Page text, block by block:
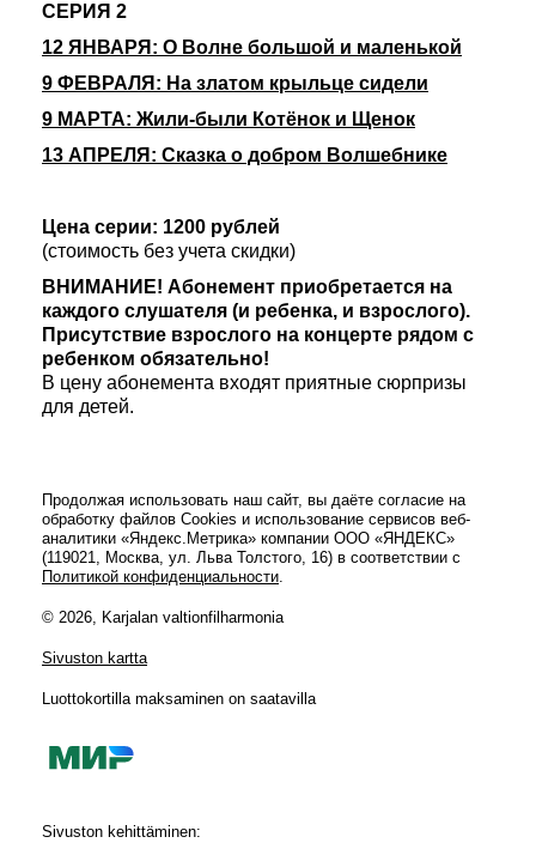
СЕРИЯ 2
12 ЯНВАРЯ: О Волне большой и маленькой
9 ФЕВРАЛЯ: На златом крыльце сидели
9 МАРТА: Жили-были Котёнок и Щенок
13 АПРЕЛЯ: Сказка о добром Волшебнике
Цена серии: 1200 рублей
(стоимость без учета скидки)
ВНИМАНИЕ! Абонемент приобретается на
каждого слушателя (и ребенка, и взрослого).
Присутствие взрослого на концерте рядом с
ребенком обязательно!
В цену абонемента входят приятные сюрпризы
для детей.
Продолжая использовать наш сайт, вы даёте согласие на
обработку файлов Cookies и использование сервисов веб-
аналитики «Яндекс.Метрика» компании ООО «ЯНДЕКС»
(119021, Москва, ул. Льва Толстого, 16) в соответствии с
Политикой конфиденциальности.
© 2026, Karjalan valtionfilharmonia
Sivuston kartta
Luottokortilla maksaminen on saatavilla
Sivuston kehittäminen: